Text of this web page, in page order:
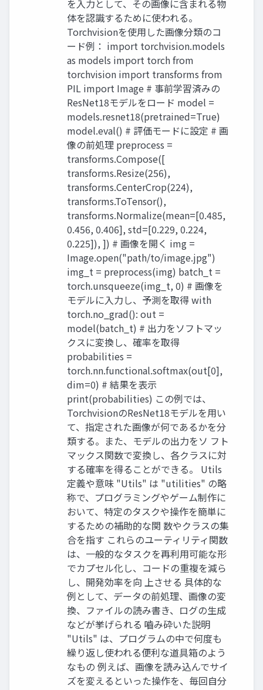
を入力として、その画像に含まれる物
体を認識するために使われる。
Torchvisionを使用した画像分類のコ
ード例： import torchvision.models
as models import torch from
torchvision import transforms from
PIL import Image # 事前学習済みの
ResNet18モデルをロード model =
models.resnet18(pretrained=True)
model.eval() # 評価モードに設定 # 画
像の前処理 preprocess =
transforms.Compose([
transforms.Resize(256),
transforms.CenterCrop(224),
transforms.ToTensor(),
transforms.Normalize(mean=[0.485,
0.456, 0.406], std=[0.229, 0.224,
0.225]), ]) # 画像を開く img =
Image.open("path/to/image.jpg")
img_t = preprocess(img) batch_t =
torch.unsqueeze(img_t, 0) # 画像を
モデルに入力し、予測を取得 with
torch.no_grad(): out =
model(batch_t) # 出力をソフトマッ
クスに変換し、確率を取得
probabilities =
torch.nn.functional.softmax(out[0],
dim=0) # 結果を表示
print(probabilities) この例では、
TorchvisionのResNet18モデルを用い
て、指定された画像が何であるかを分
類する。また、モデルの出力をソ フト
マックス関数で変換し、各クラスに対
する確率を得ることができる。 Utils
定義や意味 "Utils" は "utilities" の略
称で、プログラミングやゲーム制作に
おいて、特定のタスクや操作を簡単に
するための補助的な関 数やクラスの集
合を指す これらのユーティリティ関数
は、一般的なタスクを再利用可能な形
でカプセル化し、コードの重複を減ら
し、開発効率を向 上させる 具体的な
例として、データの前処理、画像の変
換、ファイルの読み書き、ログの生成
などが挙げられる 嚙み砕いた説明
"Utils" は、プログラムの中で何度も
繰り返し使われる便利な道具箱のよう
なもの 例えば、画像を読み込んでサイ
ズを変えるといった操作を、毎回自分